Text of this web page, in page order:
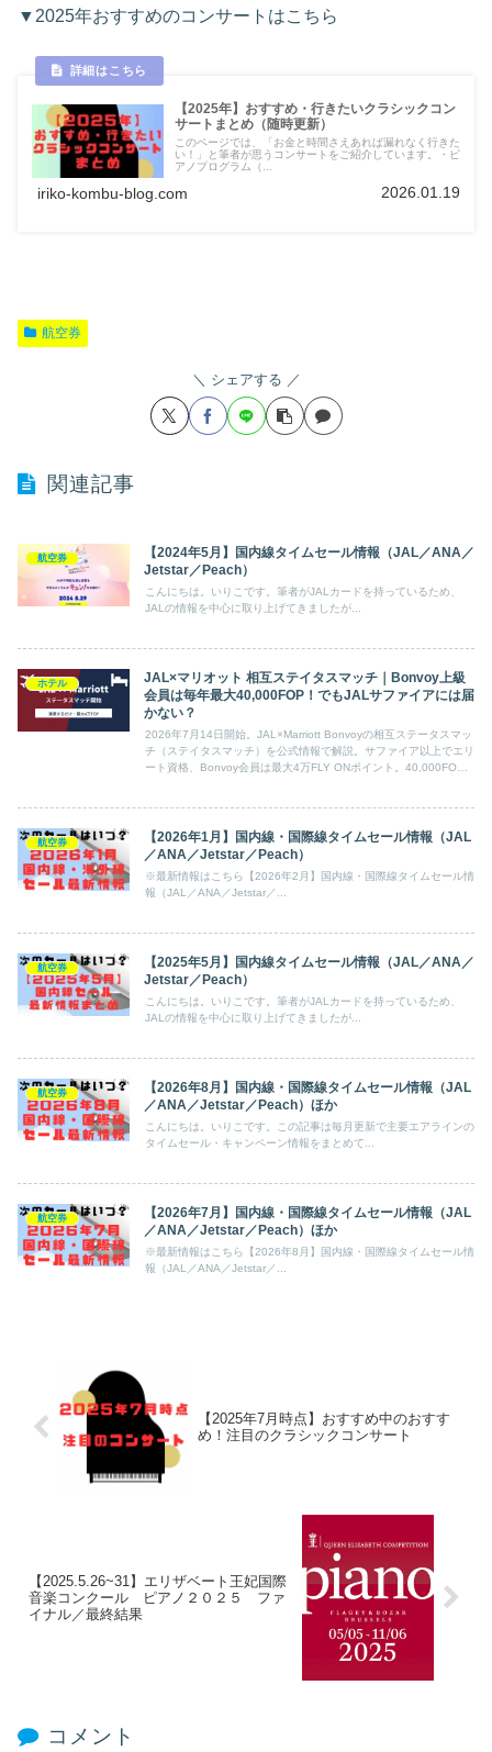
▼2025年おすすめのコンサートはこちら
【2025年】おすすめ・行きたいクラシックコン
サートまとめ（随時更新）
このページでは、「お金と時間さえあれば漏れなく行きた
い！」と筆者が思うコンサートをご紹介しています。・ピ
アノプログラム（...
iriko-kombu-blog.com 2026.01.19
航空券
シェアする
関連記事
航空券
【2024年5月】国内線タイムセール情報（JAL／ANA／
Jetstar／Peach）
こんにちは。いりこです。筆者がJALカードを持っているため、
JALの情報を中心に取り上げてきましたが...
ホテル
JAL×マリオット 相互ステイタスマッチ｜Bonvoy上級
会員は毎年最大40,000FOP！でもJALサファイアには届
かない？
2026年7月14日開始。JAL×Marriott Bonvoyの相互ステータスマッ
チ（ステイタスマッチ）を公式情報で解説。サファイア以上でエリ
ート資格、Bonvoy会員は最大4万FLY ONポイント。40,000FOP
航空券
【2026年1月】国内線・国際線タイムセール情報（JAL
／ANA／Jetstar／Peach）
※最新情報はこちら【2026年2月】国内線・国際線タイムセール情
報（JAL／ANA／Jetstar／...
航空券
【2025年5月】国内線タイムセール情報（JAL／ANA／
Jetstar／Peach）
こんにちは。いりこです。筆者がJALカードを持っているため、
JALの情報を中心に取り上げてきましたが...
航空券
【2026年8月】国内線・国際線タイムセール情報（JAL
／ANA／Jetstar／Peach）ほか
こんにちは。いりこです。この記事は毎月更新で主要エアラインの
タイムセール・キャンペーン情報をまとめて...
航空券
【2026年7月】国内線・国際線タイムセール情報（JAL
／ANA／Jetstar／Peach）ほか
※最新情報はこちら【2026年8月】国内線・国際線タイムセール情
報（JAL／ANA／Jetstar／...
【2025年7月時点】おすすめ中のおすす
め！注目のクラシックコンサート
【2025.5.26~31】エリザベート王妃国際
音楽コンクール ピアノ２０２５ ファ
イナル／最終結果
コメント